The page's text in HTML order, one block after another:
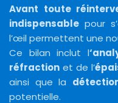
Avant toute
indispensable pour
l’œil permettent une
Ce bilan inclut l
réfraction et de l’
ainsi que la
potentielle.